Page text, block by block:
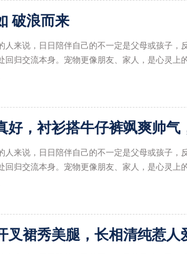
破浪而来
人来说，日日陪伴自己的不一定是父母或孩子，
回归交流本身。宠物更像朋友、家人，是心灵上
人来说，日日陪伴自己的不一定是父母或孩子，
回归交流本身。宠物更像朋友、家人，是心灵上